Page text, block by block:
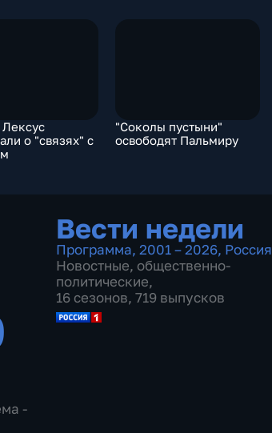
Лексус
о "связях" с
"Соколы пустыни"
освободят Пальмиру
-
Вести недели
Программа, 2001 – 2026, Россия
Новостные, общественно-
политические,
16 сезонов, 719 выпусков